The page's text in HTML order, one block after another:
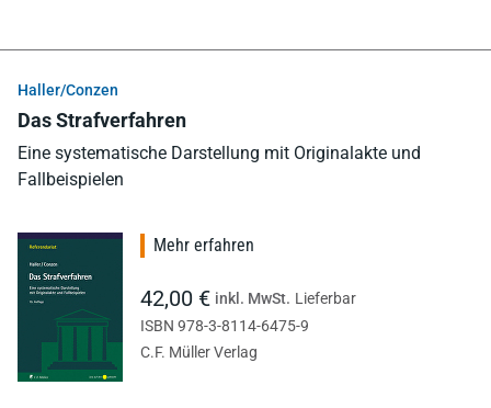
Haller/Conzen
Das Strafverfahren
Eine systematische Darstellung mit Originalakte und
Fallbeispielen
Mehr erfahren
42,00 € inkl. MwSt. Lieferbar
ISBN 978-3-8114-6475-9
C.F. Müller Verlag